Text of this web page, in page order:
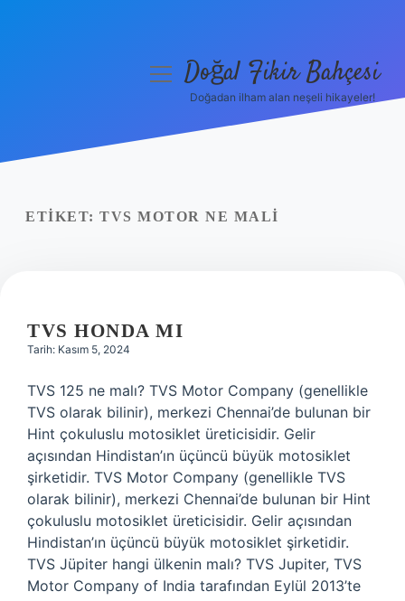
Yasal Uyarı
menüyüDoğal Fikir Bahçesi
Doğadan ilham alan neşeli hikayeler!
ETIKET: TVS MOTOR NE MALI
TVS HONDA MI
Tarih: Kasım 5, 2024
TVS 125 ne malı? TVS Motor Company (genellikle
TVS olarak bilinir), merkezi Chennai’de bulunan bir
Hint çokuluslu motosiklet üreticisidir. Gelir
açısından Hindistan’ın üçüncü büyük motosiklet
şirketidir. TVS Motor Company (genellikle TVS
olarak bilinir), merkezi Chennai’de bulunan bir Hint
çokuluslu motosiklet üreticisidir. Gelir açısından
Hindistan’ın üçüncü büyük motosiklet şirketidir.
TVS Jüpiter hangi ülkenin malı? TVS Jupiter, TVS
Motor Company of India tarafından Eylül 2013’te